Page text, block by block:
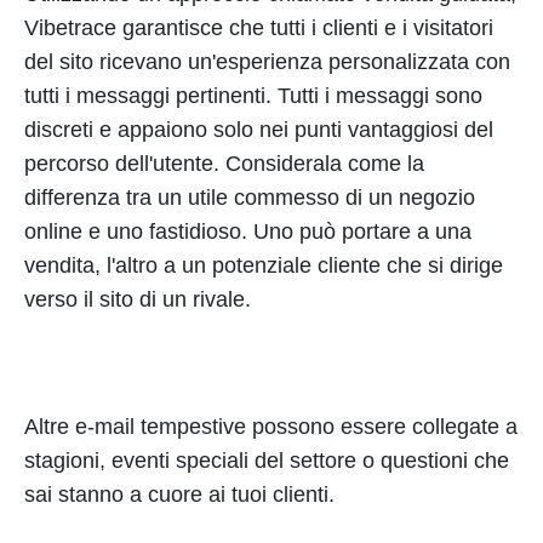
Vibetrace garantisce che tutti i clienti e i visitatori
del sito ricevano un'esperienza personalizzata con
tutti i messaggi pertinenti. Tutti i messaggi sono
discreti e appaiono solo nei punti vantaggiosi del
percorso dell'utente. Considerala come la
differenza tra un utile commesso di un negozio
online e uno fastidioso. Uno può portare a una
vendita, l'altro a un potenziale cliente che si dirige
verso il sito di un rivale.
Altre e-mail tempestive possono essere collegate a
stagioni, eventi speciali del settore o questioni che
sai stanno a cuore ai tuoi clienti.